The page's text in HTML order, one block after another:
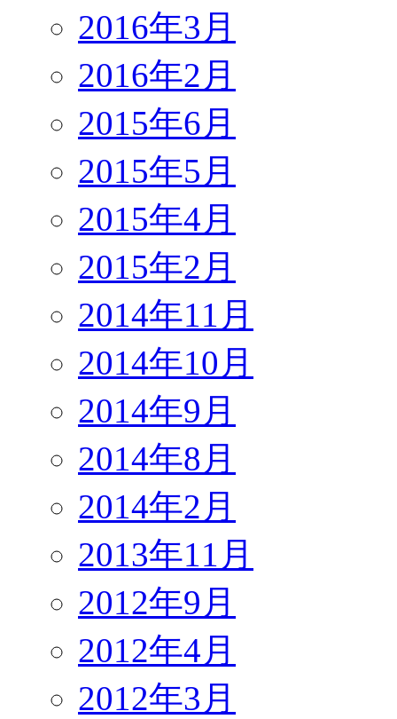
2016年3月
2016年2月
2015年6月
2015年5月
2015年4月
2015年2月
2014年11月
2014年10月
2014年9月
2014年8月
2014年2月
2013年11月
2012年9月
2012年4月
2012年3月